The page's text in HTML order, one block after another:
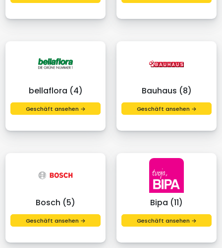
bellaflora (4)
Geschäft ansehen →
Bauhaus (8)
Geschäft ansehen →
Bosch (5)
Geschäft ansehen →
Bipa (11)
Geschäft ansehen →